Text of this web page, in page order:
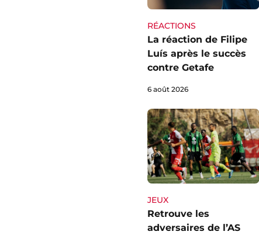
RÉACTIONS
La réaction de Filipe
Luís après le succès
contre Getafe
6 août 2026
JEUX
Retrouve les
adversaires de l’AS